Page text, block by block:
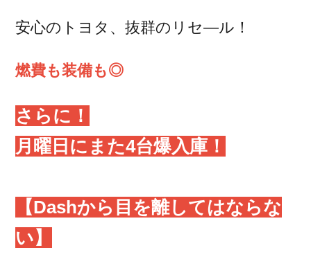
安心のトヨタ、抜群のリセ―ル！
燃費も装備も◎
さらに！
月曜日にまた4台爆入庫！
【Dashから目を離してはならな
い】